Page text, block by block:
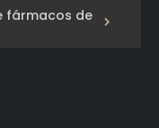
fármacos de